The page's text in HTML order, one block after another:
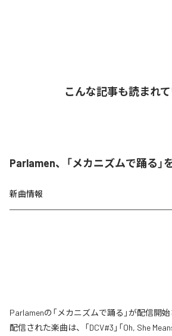
こんな記事も読まれ
Parlamen、「メカニズムで踊る」
新曲情報
Parlamenの「メカニズムで踊る」が配信開
配信された楽曲は、「DCV#3」「Oh, She Means